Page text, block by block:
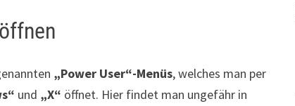
„Power User“-Menüs, welches man per
und „X“ öffnet. Hier findet man ungefähr in